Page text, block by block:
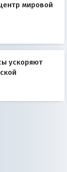
мировой
ускоряют